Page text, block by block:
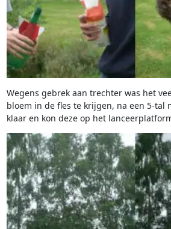
Wegens gebrek aan trechter was het
bloem in de fles te krijgen, na een 5-tal
klaar en kon deze op het